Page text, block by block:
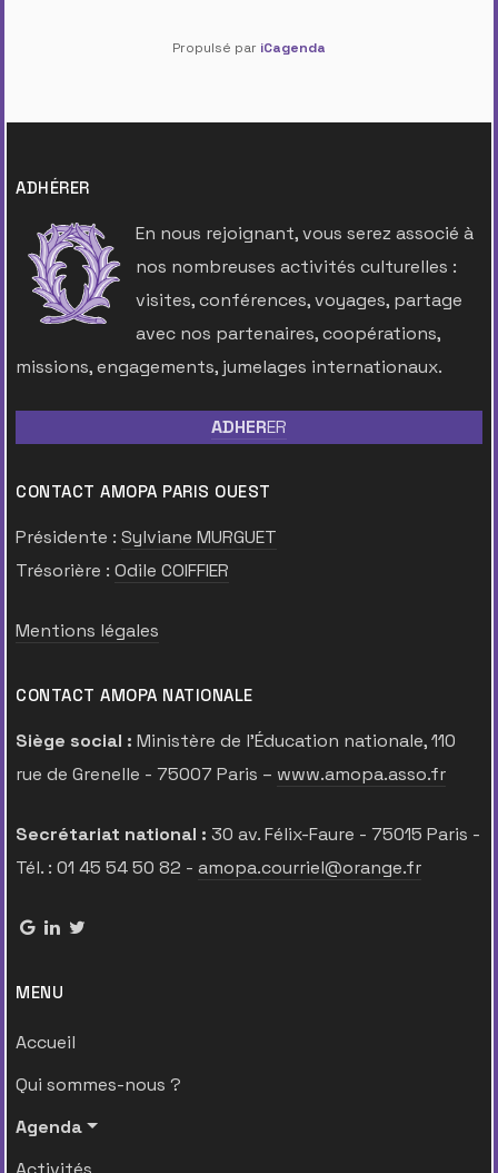
Propulsé par iCagenda
ADHÉRER
En nous rejoignant, vous serez associé à
nos nombreuses activités culturelles :
visites, conférences, voyages, partage
avec nos partenaires, coopérations,
missions, engagements, jumelages internationaux.
ADHERER
CONTACT AMOPA PARIS OUEST
Présidente : Sylviane MURGUET
Trésorière : Odile COIFFIER
Mentions légales
CONTACT AMOPA NATIONALE
Siège social : Ministère de l’Éducation nationale, 110
rue de Grenelle - 75007 Paris – www.amopa.asso.fr
Secrétariat national : 30 av. Félix-Faure - 75015 Paris -
Tél. : 01 45 54 50 82 - amopa.courriel@orange.fr
MENU
Accueil
Qui sommes-nous ?
Agenda